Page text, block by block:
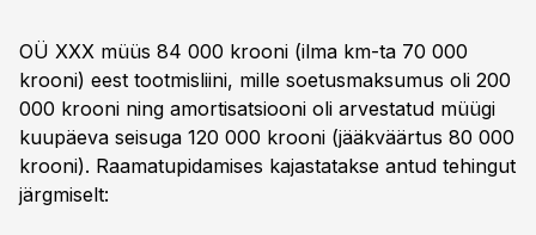
OÜ XXX müüs 84 000 krooni (ilma km-ta 70 000
krooni) eest tootmisliini, mille soetusmaksumus oli 200
000 krooni ning amortisatsiooni oli arvestatud müügi
kuupäeva seisuga 120 000 krooni (jääkväärtus 80 000
krooni). Raamatupidamises kajastatakse antud tehingut
järgmiselt: